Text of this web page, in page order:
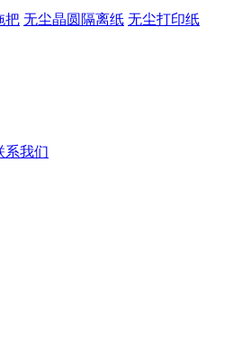
把 无尘晶圆隔离纸 无尘打印纸
系我们